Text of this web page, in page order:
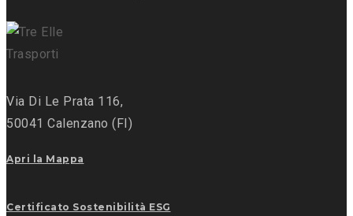
Via Di Le Prata 116,
50041 Calenzano (FI)
Apri la Mappa
Certificato Sostenibilità ESG